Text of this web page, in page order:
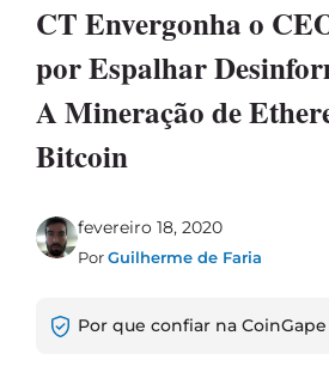
CT Envergonha o
por Espalhar
A Mineração de
Bitcoin
fevereiro 18, 2020
PorGuilherme de Faria
Por que confiar na CoinGape